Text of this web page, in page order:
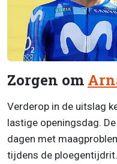
Zorgen om
Verderop in de uitslag
lastige openingsdag.
dagen met
tijdens de ploegentijdrit.